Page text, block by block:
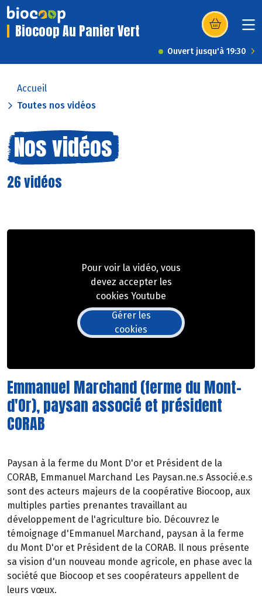
Biocoop Au Panier Vert (s’ouvre dans
Ouvert jusqu'à 19:30
Accueil
Toutes nos vidéos
Nos vidéos
26 vidéos
Pour voir la vidéo, vous
devez accepter les
cookies Youtube
Gérer les
cookies
Emmanuel Marchand (ferme du Mont-
d'Or), paysan associé et président
CORAB
Paysan à la ferme du Mont D'or et Président de la
CORAB, Emmanuel Marchand Les Paysan.ne.s Associé.e.s
sont des acteurs majeurs de la coopérative Biocoop, aux
multiples parties prenantes travaillant au
développement de l'agriculture bio. Découvrez le
témoignage d'Emmanuel Marchand, paysan à la ferme
du Mont D'or et Président de la CORAB. Il nous présente
sa vision d'un nouveau monde agricole, en phase avec la
société que Biocoop et ses coopérateurs appellent de
leurs vœux.